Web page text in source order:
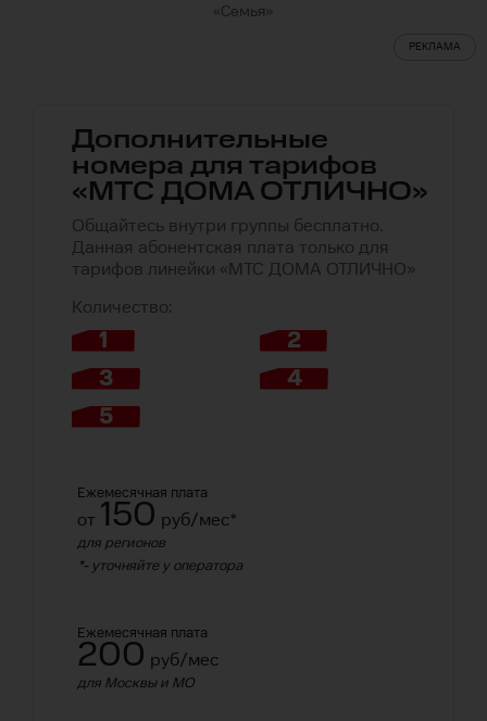
«Семья»
РЕКЛАМА
Дополнительные
номера для тарифов
«МТС ДОМА ОТЛИЧНО»
Общайтесь внутри группы бесплатно.
Данная абонентская плата только для
тарифов линейки «МТС ДОМА ОТЛИЧНО»
Количество:
1
2
3
4
5
Ежемесячная плата
от 150 руб/мес*
для регионов
*- уточняйте у оператора
Ежемесячная плата
200 руб/мес
для Москвы и МО